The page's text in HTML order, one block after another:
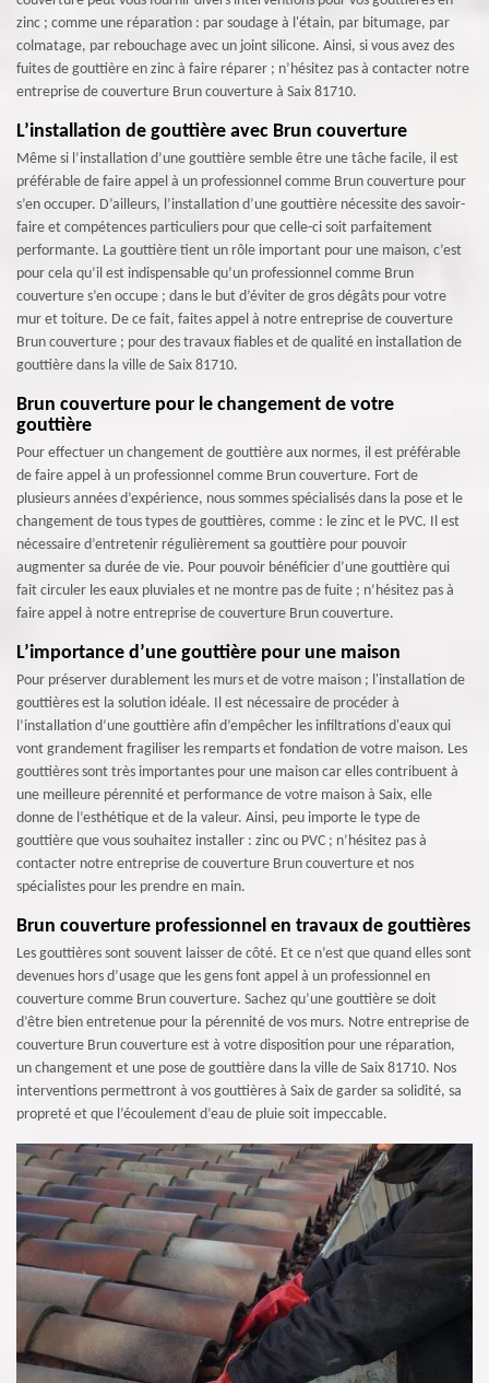
zinc ; comme une réparation : par soudage à l'étain, par bitumage, par
colmatage, par rebouchage avec un joint silicone. Ainsi, si vous avez des
fuites de gouttière en zinc à faire réparer ; n’hésitez pas à contacter notre
entreprise de couverture Brun couverture à Saix 81710.
L’installation de gouttière avec Brun couverture
Même si l’installation d’une gouttière semble être une tâche facile, il est
préférable de faire appel à un professionnel comme Brun couverture pour
s’en occuper. D’ailleurs, l’installation d’une gouttière nécessite des savoir-
faire et compétences particuliers pour que celle-ci soit parfaitement
performante. La gouttière tient un rôle important pour une maison, c’est
pour cela qu’il est indispensable qu’un professionnel comme Brun
couverture s’en occupe ; dans le but d’éviter de gros dégâts pour votre
mur et toiture. De ce fait, faites appel à notre entreprise de couverture
Brun couverture ; pour des travaux fiables et de qualité en installation de
gouttière dans la ville de Saix 81710.
Brun couverture pour le changement de votre
gouttière
Pour effectuer un changement de gouttière aux normes, il est préférable
de faire appel à un professionnel comme Brun couverture. Fort de
plusieurs années d’expérience, nous sommes spécialisés dans la pose et le
changement de tous types de gouttières, comme : le zinc et le PVC. Il est
nécessaire d’entretenir régulièrement sa gouttière pour pouvoir
augmenter sa durée de vie. Pour pouvoir bénéficier d’une gouttière qui
fait circuler les eaux pluviales et ne montre pas de fuite ; n’hésitez pas à
faire appel à notre entreprise de couverture Brun couverture.
L’importance d’une gouttière pour une maison
Pour préserver durablement les murs et de votre maison ; l'installation de
gouttières est la solution idéale. Il est nécessaire de procéder à
l’installation d’une gouttière afin d’empêcher les infiltrations d'eaux qui
vont grandement fragiliser les remparts et fondation de votre maison. Les
gouttières sont très importantes pour une maison car elles contribuent à
une meilleure pérennité et performance de votre maison à Saix, elle
donne de l’esthétique et de la valeur. Ainsi, peu importe le type de
gouttière que vous souhaitez installer : zinc ou PVC ; n’hésitez pas à
contacter notre entreprise de couverture Brun couverture et nos
spécialistes pour les prendre en main.
Brun couverture professionnel en travaux de gouttières
Les gouttières sont souvent laisser de côté. Et ce n’est que quand elles sont
devenues hors d’usage que les gens font appel à un professionnel en
couverture comme Brun couverture. Sachez qu’une gouttière se doit
d’être bien entretenue pour la pérennité de vos murs. Notre entreprise de
couverture Brun couverture est à votre disposition pour une réparation,
un changement et une pose de gouttière dans la ville de Saix 81710. Nos
interventions permettront à vos gouttières à Saix de garder sa solidité, sa
propreté et que l’écoulement d’eau de pluie soit impeccable.